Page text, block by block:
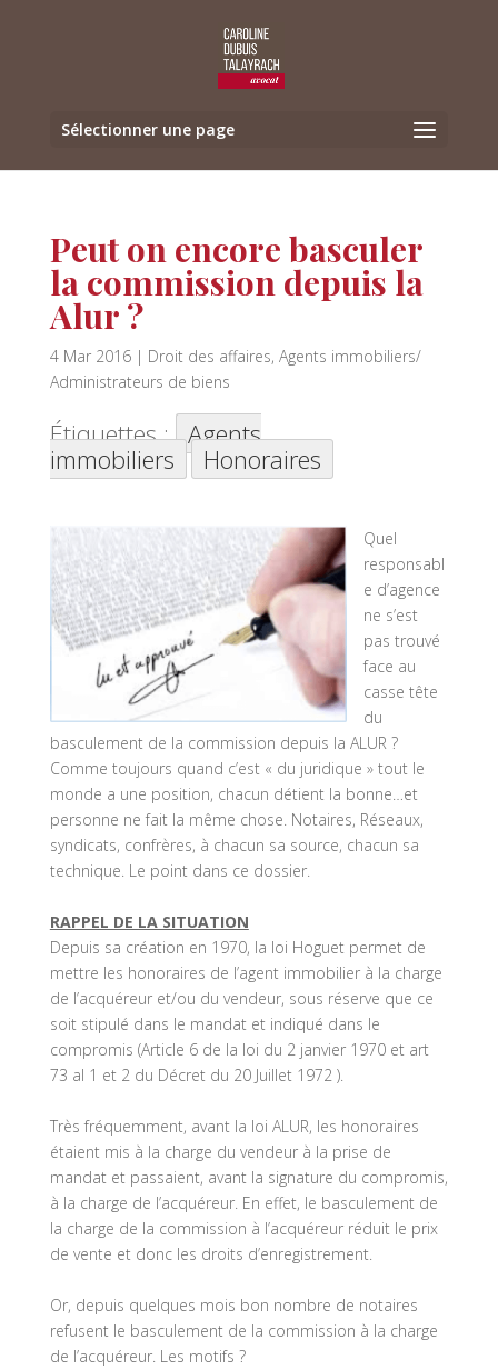
Sélectionner une page
Peut on encore basculer
la commission depuis la
Alur ?
4 Mar 2016| Droit des affaires, Agents immobiliers/
Administrateurs de biens
Étiquettes : Agents
immobiliers Honoraires
Quel
responsabl
e d’agence
ne s’est
pas trouvé
face au
casse tête
du
basculement de la commission depuis la ALUR ?
Comme toujours quand c’est « du juridique » tout le
monde a une position, chacun détient la bonne…et
personne ne fait la même chose. Notaires, Réseaux,
syndicats, confrères, à chacun sa source, chacun sa
technique. Le point dans ce dossier.
RAPPEL DE LA SITUATION
Depuis sa création en 1970, la loi Hoguet permet de
mettre les honoraires de l’agent immobilier à la charge
de l’acquéreur et/ou du vendeur, sous réserve que ce
soit stipulé dans le mandat et indiqué dans le
compromis (Article 6 de la loi du 2 janvier 1970 et art
73 al 1 et 2 du Décret du 20 Juillet 1972 ).
Très fréquemment, avant la loi ALUR, les honoraires
étaient mis à la charge du vendeur à la prise de
mandat et passaient, avant la signature du compromis,
à la charge de l’acquéreur. En effet, le basculement de
la charge de la commission à l’acquéreur réduit le prix
de vente et donc les droits d’enregistrement.
Or, depuis quelques mois bon nombre de notaires
refusent le basculement de la commission à la charge
de l’acquéreur. Les motifs ?